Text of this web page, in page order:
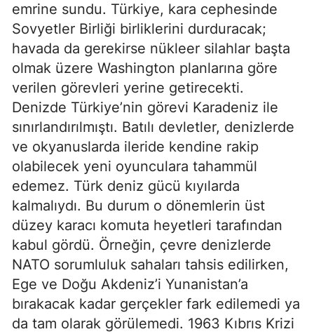
emrine sundu. Türkiye, kara cephesinde
Sovyetler Birliği birliklerini durduracak;
havada da gerekirse nükleer silahlar başta
olmak üzere Washington planlarına göre
verilen görevleri yerine getirecekti.
Denizde Türkiye’nin görevi Karadeniz ile
sınırlandırılmıştı. Batılı devletler, denizlerde
ve okyanuslarda ileride kendine rakip
olabilecek yeni oyunculara tahammül
edemez. Türk deniz gücü kıyılarda
kalmalıydı. Bu durum o dönemlerin üst
düzey karacı komuta heyetleri tarafından
kabul gördü. Örneğin, çevre denizlerde
NATO sorumluluk sahaları tahsis edilirken,
Ege ve Doğu Akdeniz’i Yunanistan’a
bırakacak kadar gerçekler fark edilemedi ya
da tam olarak görülemedi. 1963 Kıbrıs Krizi